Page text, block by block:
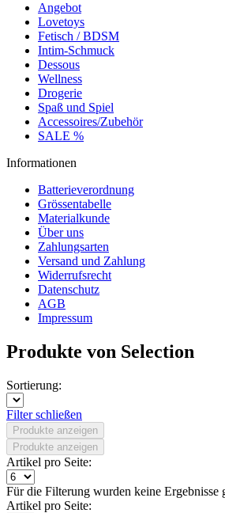
Angebot
Lovetoys
Fetisch / BDSM
Intim-Schmuck
Dessous
Wellness
Drogerie
Spaß und Spiel
Accessoires/Zubehör
SALE %
Informationen
Batterieverordnung
Grössentabelle
Materialkunde
Über uns
Zahlungsarten
Versand und Zahlung
Widerrufsrecht
Datenschutz
AGB
Impressum
Produkte von Selection
Sortierung:
Filter schließen
Produkte anzeigen
Produkte anzeigen
Artikel pro Seite:
Für die Filterung wurden keine Ergebnisse
Artikel pro Seite: